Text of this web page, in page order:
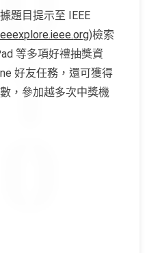
題目提示至 IEEE
org)檢索
等多項好禮抽獎資
好友任務，還可獲得
， 參加越多次中獎機